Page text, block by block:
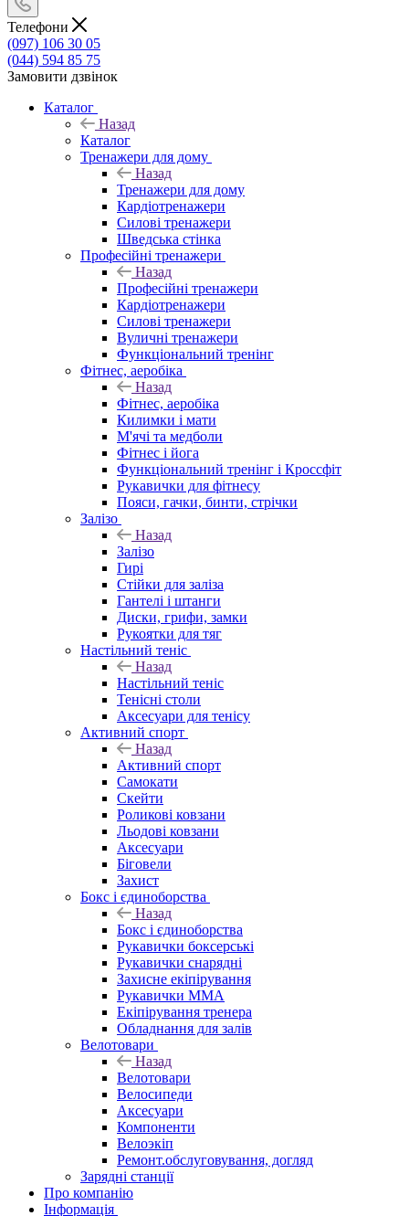
Телефони
(097) 106 30 05
(044) 594 85 75
Замовити дзвінок
Каталог
Назад
Каталог
Тренажери для дому
Назад
Тренажери для дому
Кардіотренажери
Силові тренажери
Шведська стінка
Професійні тренажери
Назад
Професійні тренажери
Кардіотренажери
Силові тренажери
Вуличні тренажери
Функціональний тренінг
Фітнес, аеробіка
Назад
Фітнес, аеробіка
Килимки і мати
М'ячі та медболи
Фітнес і йога
Функціональний тренінг і Кроссфіт
Рукавички для фітнесу
Пояси, гачки, бинти, стрічки
Залізо
Назад
Залізо
Гирі
Стійки для заліза
Гантелі і штанги
Диски, грифи, замки
Рукоятки для тяг
Настільний теніс
Назад
Настільний теніс
Тенісні столи
Аксесуари для тенісу
Активний спорт
Назад
Активний спорт
Самокати
Скейти
Роликові ковзани
Льодові ковзани
Аксесуари
Біговели
Захист
Бокс і єдиноборства
Назад
Бокс і єдиноборства
Рукавички боксерські
Рукавички снарядні
Захисне екіпірування
Рукавички ММА
Екіпірування тренера
Обладнання для залів
Велотовари
Назад
Велотовари
Велосипеди
Аксесуари
Компоненти
Велоэкіп
Ремонт.обслуговування, догляд
Зарядні станції
Про компанію
Інформація